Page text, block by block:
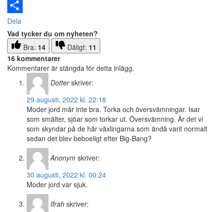
Email
Dela
Vad tycker du om nyheten?
Bra: 14 Dåligt: 11
16 kommentarer
Kommentarer är stängda för detta inlägg.
Dotter skriver:
29 augusti, 2022 kl. 22:18
Moder jord mår inte bra. Torka och översvämningar. Isar
som smälter, sjöar som torkar ut. Översvämning. Är det vi
som skyndar på de här växlingarna som ändå varit normalt
sedan det blev beboeligt efter Big-Bang?
Anonym skriver:
30 augusti, 2022 kl. 00:24
Moder jord var sjuk.
Ifrah skriver: